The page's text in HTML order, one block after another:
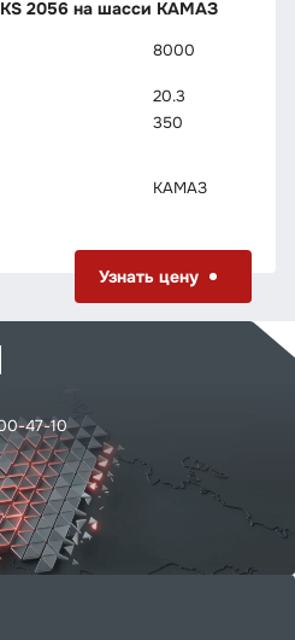
2056 на шасси КАМАЗ
8000
20.3
350
КАМАЗ
Узнать цену
47-10